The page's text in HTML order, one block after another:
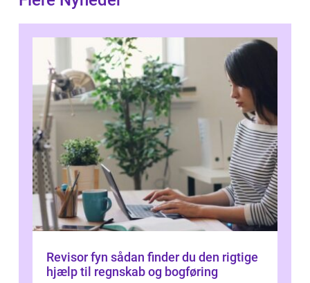
Revisor fyn sådan finder du den rigtige
hjælp til regnskab og bogføring